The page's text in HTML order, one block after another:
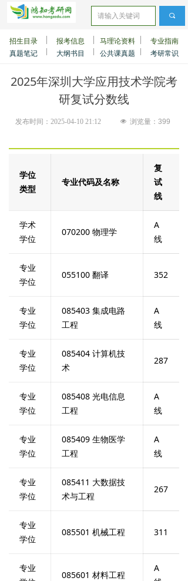
真题笔记 大纲书目 公共课真题 考研常识
招生目录 报考信息 马理论资料 专业指南
끠
发布时间： 2025-04-10 21:12
学位
类型
专业代码及名称
复
试
线
学术
学位
070200 物理学
A
线
专业
学位
055100 翻译 352
专业
学位
085403 集成电路
工程
A
线
专业
学位
085404 计算机技
术
287
专业
学位
085408 光电信息
工程
A
线
专业
学位
085409 生物医学
工程
A
线
专业
学位
085411 大数据技
术与工程
267
专业
学位
085501 机械工程 311
专业
085601 材料工程
A
2025年深圳大学应用技术学院考
研复试分数线
넶 浏览量： 399